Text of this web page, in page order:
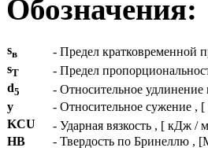
Обозначения:
sв
- Предел кратковременной
sT
- Предел
d5
- Относительное удлинение
y
- Относительное сужение , [
KCU
- Ударная вязкость , [ кДж / м
HB
- Твердость по Бринеллю ,